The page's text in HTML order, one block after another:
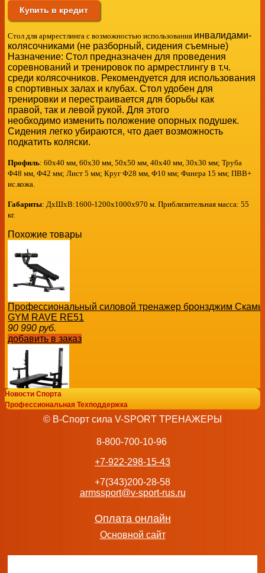
Купить в кредит
Стол для армрестлинга с возможностью использования инвалидами-
колясочниками (не разборный, сидения съемные)
Назначение: Стол предназначен для проведения
соревнований и тренировок по армрестлингу в т.ч.
среди колясочников. Рекомендуется для использования
в спортивных залах и клубах. Стол удобен для
тренировки и перестраивается для борьбы как
правой, так и левой рукой. Для этого
необходимо изменить положение опорных подушек.
Сидения легко убираются, что дает возможность
подкатить коляски.
Профиль: 60х40 мм, 60х30 мм, 50х50 мм, 40х40 мм, 30х30 мм; Труба
Ф48 мм, Ф42 мм; Лист 5 мм; Круг Ф28 мм, Ф10 мм; Фанера 15 мм; ПВВ+
ис.кожа.
Габариты: ДхШхВ:1600-1200х1000х970 м. Приблизительная масса: 55
кг.
Похожие товары
Профессиональный силовой тренажер бронзджим
GYM RAVE RE51
90 990 руб.
добавить в заказ
Скамья для жима лёжа со страховочными упорами
ML-902 бронзжим ARMS
Силовой тренажер Vasil Gym В.318 Баттерфляй
Новости Спорта
Профессиональная Техподдержка
© В-Спорт сила V-SPORT ТРЕНАЖЕРЫ
8-800-700-10-96
+7-922-298-15-43
+7(343)200-28-58
armssport@v-sport-rus.ru
Оплата онлайн
Основной сайт